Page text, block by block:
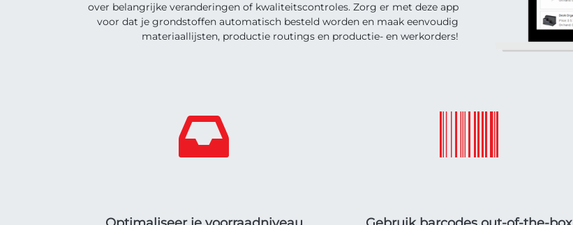
over belangrijke veranderingen of kwaliteitscontroles. Zorg er met deze app
voor dat je grondstoffen automatisch besteld worden en maak eenvoudig
materiaallijsten, productie routings en productie- en werkorders!